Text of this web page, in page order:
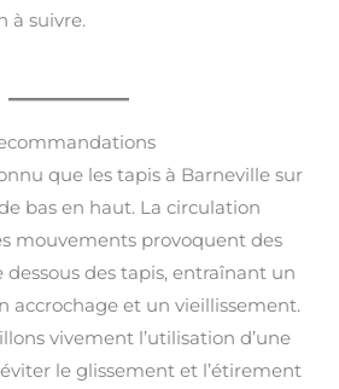
à suivre.
que les tapis à Barneville sur
bas en haut. La circulation
mouvements provoquent des
des tapis, entraînant un
accrochage et un vieillissement.
vivement l’utilisation d’une
le glissement et l’étirement